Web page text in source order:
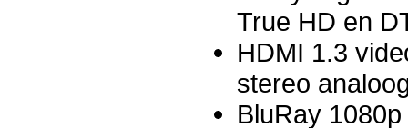
True HD en
HDMI 1.3
stereo
BluRay 1080p